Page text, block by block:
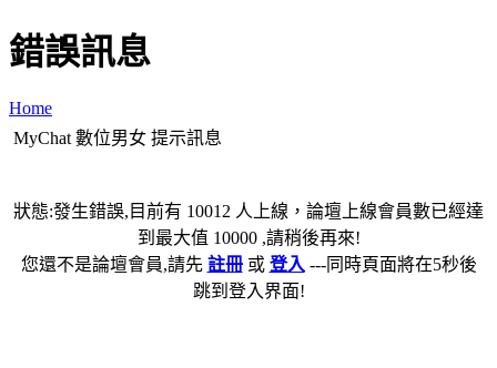
錯誤訊息
Home
MyChat 數位男女 提示訊息
狀態:發生錯誤,目前有 10012 人上線，論壇上線會員數已經達
到最大值 10000 ,請稍後再來!
您還不是論壇會員,請先 註冊或 登入 ---同時頁面將在5秒後
跳到登入界面!